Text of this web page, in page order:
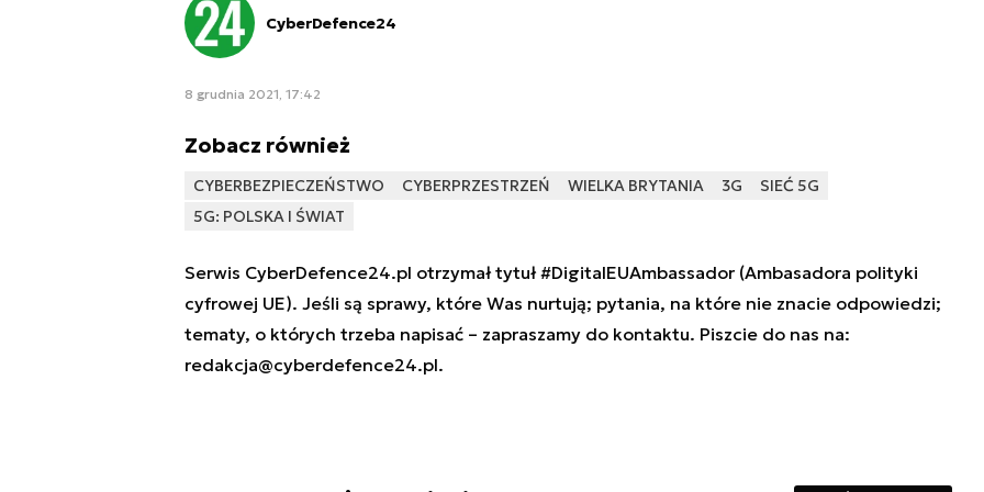
CyberDefence24
8 grudnia 2021, 17:42
Zobacz również
CYBERBEZPIECZEŃSTWO CYBERPRZESTRZEŃ WIELKA BRYTANIA 3G
SIEĆ 5G
5G: POLSKA I ŚWIAT
Serwis CyberDefence24.pl otrzymał tytuł #DigitalEUAmbassador (Ambasadora polityki
cyfrowej UE). Jeśli są sprawy, które Was nurtują; pytania, na które nie znacie odpowiedzi;
tematy, o których trzeba napisać – zapraszamy do kontaktu. Piszcie do nas na:
redakcja@cyberdefence24.pl.